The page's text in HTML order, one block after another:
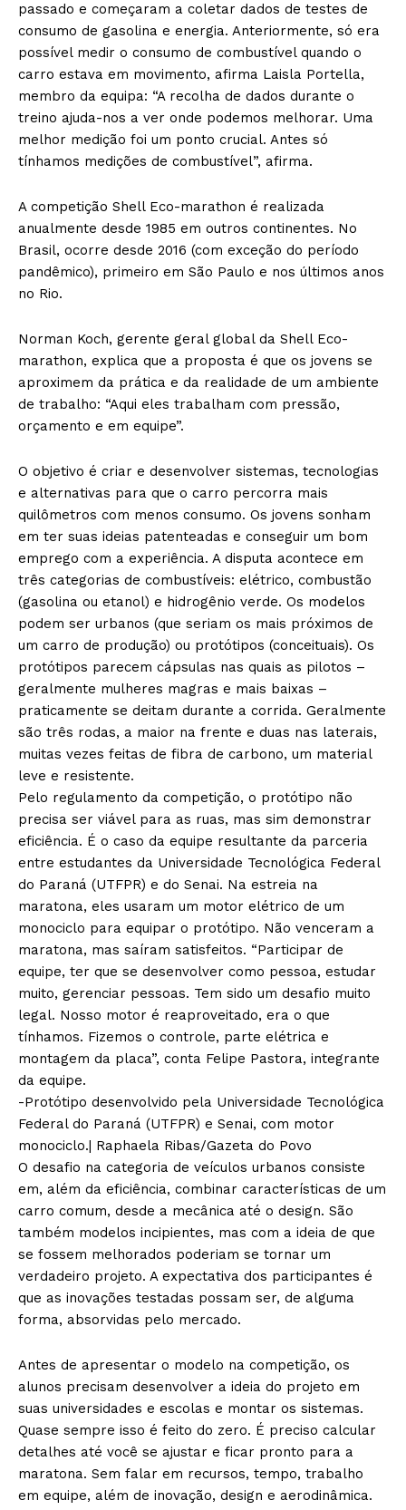
passado e começaram a coletar dados de testes de
consumo de gasolina e energia. Anteriormente, só era
possível medir o consumo de combustível quando o
carro estava em movimento, afirma Laisla Portella,
membro da equipa: “A recolha de dados durante o
treino ajuda-nos a ver onde podemos melhorar. Uma
melhor medição foi um ponto crucial. Antes só
tínhamos medições de combustível”, afirma.
A competição Shell Eco-marathon é realizada
anualmente desde 1985 em outros continentes. No
Brasil, ocorre desde 2016 (com exceção do período
pandêmico), primeiro em São Paulo e nos últimos anos
no Rio.
Norman Koch, gerente geral global da Shell Eco-
marathon, explica que a proposta é que os jovens se
aproximem da prática e da realidade de um ambiente
de trabalho: “Aqui eles trabalham com pressão,
orçamento e em equipe”.
O objetivo é criar e desenvolver sistemas, tecnologias
e alternativas para que o carro percorra mais
quilômetros com menos consumo. Os jovens sonham
em ter suas ideias patenteadas e conseguir um bom
emprego com a experiência. A disputa acontece em
três categorias de combustíveis: elétrico, combustão
(gasolina ou etanol) e hidrogênio verde. Os modelos
podem ser urbanos (que seriam os mais próximos de
um carro de produção) ou protótipos (conceituais). Os
protótipos parecem cápsulas nas quais as pilotos –
geralmente mulheres magras e mais baixas –
praticamente se deitam durante a corrida. Geralmente
são três rodas, a maior na frente e duas nas laterais,
muitas vezes feitas de fibra de carbono, um material
leve e resistente.
Pelo regulamento da competição, o protótipo não
precisa ser viável para as ruas, mas sim demonstrar
eficiência. É o caso da equipe resultante da parceria
entre estudantes da Universidade Tecnológica Federal
do Paraná (UTFPR) e do Senai. Na estreia na
maratona, eles usaram um motor elétrico de um
monociclo para equipar o protótipo. Não venceram a
maratona, mas saíram satisfeitos. “Participar de
equipe, ter que se desenvolver como pessoa, estudar
muito, gerenciar pessoas. Tem sido um desafio muito
legal. Nosso motor é reaproveitado, era o que
tínhamos. Fizemos o controle, parte elétrica e
montagem da placa”, conta Felipe Pastora, integrante
da equipe.
-Protótipo desenvolvido pela Universidade Tecnológica
Federal do Paraná (UTFPR) e Senai, com motor
monociclo.| Raphaela Ribas/Gazeta do Povo
O desafio na categoria de veículos urbanos consiste
em, além da eficiência, combinar características de um
carro comum, desde a mecânica até o design. São
também modelos incipientes, mas com a ideia de que
se fossem melhorados poderiam se tornar um
verdadeiro projeto. A expectativa dos participantes é
que as inovações testadas possam ser, de alguma
forma, absorvidas pelo mercado.
Antes de apresentar o modelo na competição, os
alunos precisam desenvolver a ideia do projeto em
suas universidades e escolas e montar os sistemas.
Quase sempre isso é feito do zero. É preciso calcular
detalhes até você se ajustar e ficar pronto para a
maratona. Sem falar em recursos, tempo, trabalho
em equipe, além de inovação, design e aerodinâmica.